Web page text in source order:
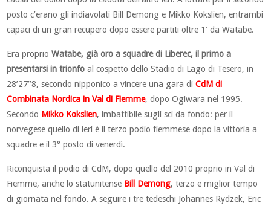
posto c’erano gli indiavolati Bill Demong e Mikko Kokslien, entrambi
capaci di un gran recupero dopo essere partiti oltre 1’ da Watabe.
Era proprioWatabe, già oro a squadre di Liberec, il primo a
presentarsi in trionfo al cospetto dello Stadio di Lago di Tesero, in
28’27’’8, secondo nipponico a vincere una gara diCdM di
Combinata Nordica in Val di Fiemme, dopo Ogiwara nel 1995.
Secondo Mikko Kokslien, imbattibile sugli sci da fondo: per il
norvegese quello di ieri è il terzo podio fiemmese dopo la vittoria a
squadre e il 3° posto di venerdì.
Riconquista il podio di CdM, dopo quello del 2010 proprio in Val di
Fiemme, anche lo statunitense Bill Demong, terzo e miglior tempo
di giornata nel fondo. A seguire i tre tedeschi Johannes Rydzek, Eric